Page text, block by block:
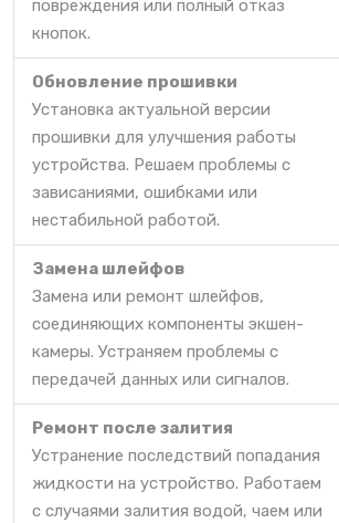
повреждения или полный отказ
кнопок.
Обновление прошивки
Установка актуальной версии
прошивки для улучшения работы
устройства. Решаем проблемы с
зависаниями, ошибками или
нестабильной работой.
Замена шлейфов
Замена или ремонт шлейфов,
соединяющих компоненты экшен-
камеры. Устраняем проблемы с
передачей данных или сигналов.
Ремонт после залития
Устранение последствий попадания
жидкости на устройство. Работаем
с случаями залития водой, чаем или